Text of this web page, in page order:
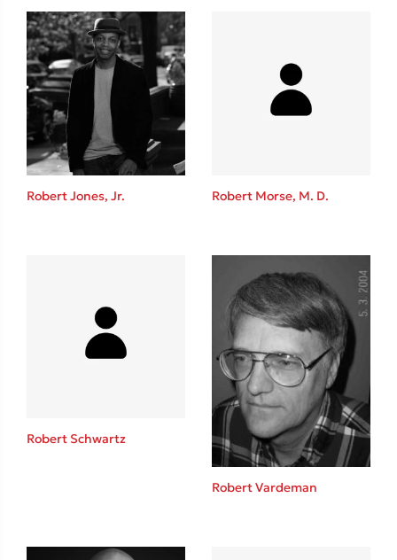
Mel Robbins
Η μέθοδος Αφήστε τους
Παύλος Καστανάς
Robert Jones, Jr. Robert Morse, M. D.
Robert Schwartz
Robert Vardeman